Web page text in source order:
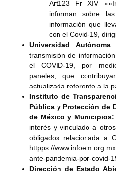
Art123 Fr XIV
informan sobre
información que
con el Covid-19,
Universidad
transmisión de
el COVID-19, por
paneles, que
actualizada referente a la
Instituto de
Pública y Protección de
de México y Municipios:
interés y vinculado a
obligados relacionada a
httpps://
ante-pandemia-por-covid-
Dirección de Estado